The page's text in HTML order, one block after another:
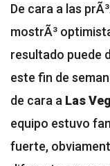
De cara a las
mostrÃ³
resultado puede
este fin de
de cara a Las
equipo estuvo
fuerte,